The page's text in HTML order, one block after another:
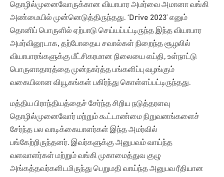
தொழில்முனைவோருக்கான வியாபார அமர்வை அமானா வங்கி
அண்மையில் முன்னெடுத்திருந்தது. ‘Drive 2023’ எனும்
தொனிப் பொருளில் ஏற்பாடு செய்யப்பட்டிருந்த இந்த வியாபார
அமர்வினூடாக, தற்போதைய சவால்கள் நிறைந்த சூழலில்
வியாபாரங்களுக்கு மீட்சிகரமான நிலையை எய்தி, உள்நாட்டு
பொருளாதாரத்தை முன்நகர்த்த பங்களிப்பு வழங்கும்
வகையிலான வியூகங்கள் பகிர்ந்து கொள்ளப்பட்டிருந்தது.
மத்திய பிராந்தியத்தைச் சேர்ந்த சிறிய நடுத்தரளவு
தொழில்முனைவோர் மற்றும் கூட்டாண்மை நிறுவனங்களைச்
சேர்ந்த பல வாடிக்கையாளர்கள் இந்த அமர்வில்
பங்கேற்றிருந்தனர். இவர்களுக்கு அனுபவம் வாய்ந்த
வளவாளர்கள் மற்றும் வங்கி முகாமைத்துவ குழு
அங்கத்தவர்களிடமிருந்து பெறுமதி வாய்ந்த அனுபவ ரீதியான